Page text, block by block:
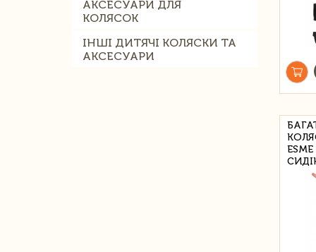
АКСЕСУАРИ ДЛЯ
КОЛЯСОК
ІНШІ ДИТЯЧІ КОЛЯСКИ ТА
АКСЕСУАРИ